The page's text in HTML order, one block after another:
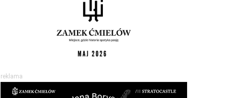
reklama